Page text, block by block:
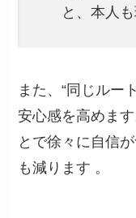
と、本人
また、“同じルー
安心感を高めま
とで徐々に自信
も減ります 。